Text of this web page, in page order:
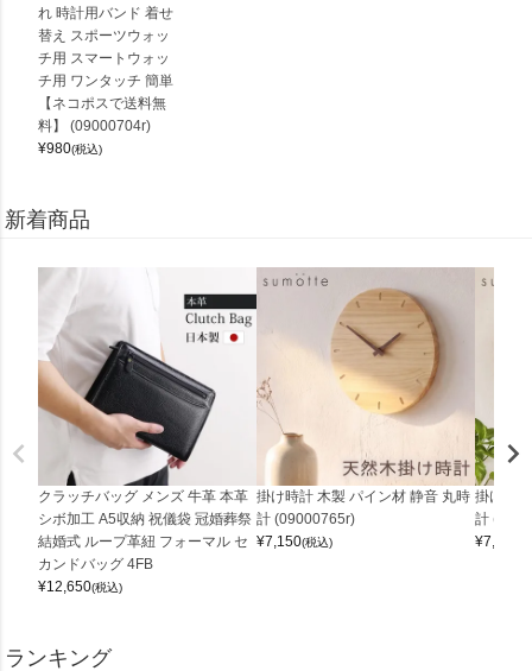
れ 時計用バンド 着せ
替え スポーツウォッ
チ用 スマートウォッ
チ用 ワンタッチ 簡単
【ネコポスで送料無
料】 (09000704r)
¥980(税込)
新着商品
クラッチバッグ メンズ 牛革 本革
シボ加工 A5収納 祝儀袋 冠婚葬祭
結婚式 ループ革紐 フォーマル セ
カンドバッグ 4FB
¥12,650(税込)
掛け時計 木製 パイン材 静音 丸時
計 (09000765r)
¥7,150(税込)
掛け時
計
¥7,150
ランキング